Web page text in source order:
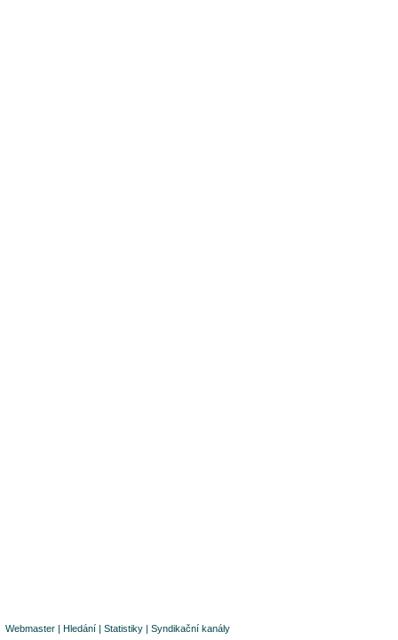
Webmaster | Hledání | Statistiky | Syndikační kanály